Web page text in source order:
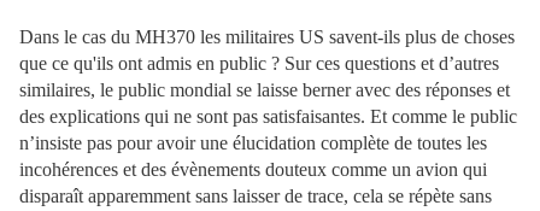
Dans le cas du MH370 les militaires US savent-ils plus de choses
que ce qu'ils ont admis en public ? Sur ces questions et d’autres
similaires, le public mondial se laisse berner avec des réponses et
des explications qui ne sont pas satisfaisantes. Et comme le public
n’insiste pas pour avoir une élucidation complète de toutes les
incohérences et des évènements douteux comme un avion qui
disparaît apparemment sans laisser de trace, cela se répète sans